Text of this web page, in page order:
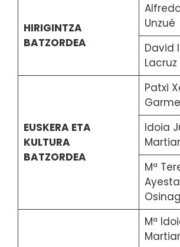
HIRIGINTZA
BATZORDEA
Unzué
David
Lacruz
EUSKERA ETA
KULTURA
BATZORDEA
Patxi
Idoia
Mª
Mª